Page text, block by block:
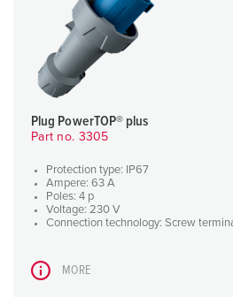
Plug PowerTOP® plus
Part no. 3305
Protection type: IP67
Ampere: 63 A
Poles: 4 p
Voltage: 230 V
Connection technology: Screw
MORE